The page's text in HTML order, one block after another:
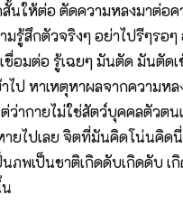
นให้ต่อ ตัดความหลงมาต่
สึกตัวจริงๆ อย่าไปรีๆรอๆ
ชื่อมต่อ รู้เฉยๆ มันตัด มันตั
หาเหตุหาผลจากความหล
กายไม่ใช่สัตว์บุคคลตัวตน
ยไปเลย จิตที่มันคิดโน่นคิด
พเป็นชาติเกิดดับเกิดดับ เ